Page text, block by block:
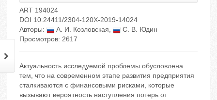
ART 194024
DOI 10.24411/2304-120X-2019-14024
Авторы:
А. И. Козловская,
С. В. Юдин
Просмотров: 2617
Актуальность исследуемой проблемы обусловлена
тем, что на современном этапе развития предприятия
сталкиваются с финансовыми рисками, которые
вызывают вероятность наступления потерь от